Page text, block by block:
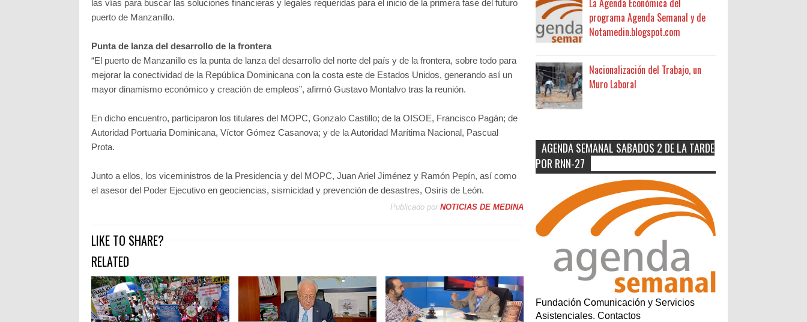
las vías para buscar las soluciones financieras y legales requeridas para el inicio de la primera fase del futuro
puerto de Manzanillo.
Punta de lanza del desarrollo de la frontera
“El puerto de Manzanillo es la punta de lanza del desarrollo del norte del país y de la frontera, sobre todo para
mejorar la conectividad de la República Dominicana con la costa este de Estados Unidos, generando así un
mayor dinamismo económico y creación de empleos”, afirmó Gustavo Montalvo tras la reunión.
En dicho encuentro, participaron los titulares del MOPC, Gonzalo Castillo; de la OISOE, Francisco Pagán; de
Autoridad Portuaria Dominicana, Víctor Gómez Casanova; y de la Autoridad Marítima Nacional, Pascual
Prota.
Junto a ellos, los viceministros de la Presidencia y del MOPC, Juan Ariel Jiménez y Ramón Pepín, así como
el asesor del Poder Ejecutivo en geociencias, sismicidad y prevención de desastres, Osiris de León.
Publicado por NOTICIAS DE MEDINA
LIKE TO SHARE?
RELATED
La Agenda Económica del
programa Agenda Semanal y de
Notamedin.blogspot.com
Nacionalización del Trabajo, un
Muro Laboral
AGENDA SEMANAL SABADOS 2 DE LA TARDE
POR RNN-27
Fundación Comunicación y Servicios
Asistenciales. Contactos